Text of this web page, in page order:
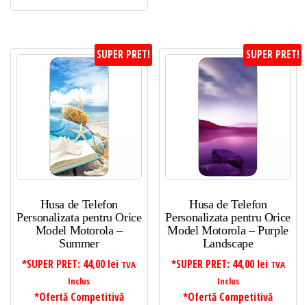
SUPER PRET!
Husa de Telefon
Personalizata pentru Orice
Model Motorola –
Summer
*SUPER PRET: 44,00 lei TVA
Inclus
*Ofertă Competitivă
SUPER PRET!
Husa de Telefon
Personalizata pentru Orice
Model Motorola – Purple
Landscape
*SUPER PRET: 44,00 lei TVA
Inclus
*Ofertă Competitivă